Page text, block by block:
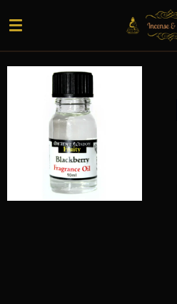
direct
naar
de
hoofdinhoud